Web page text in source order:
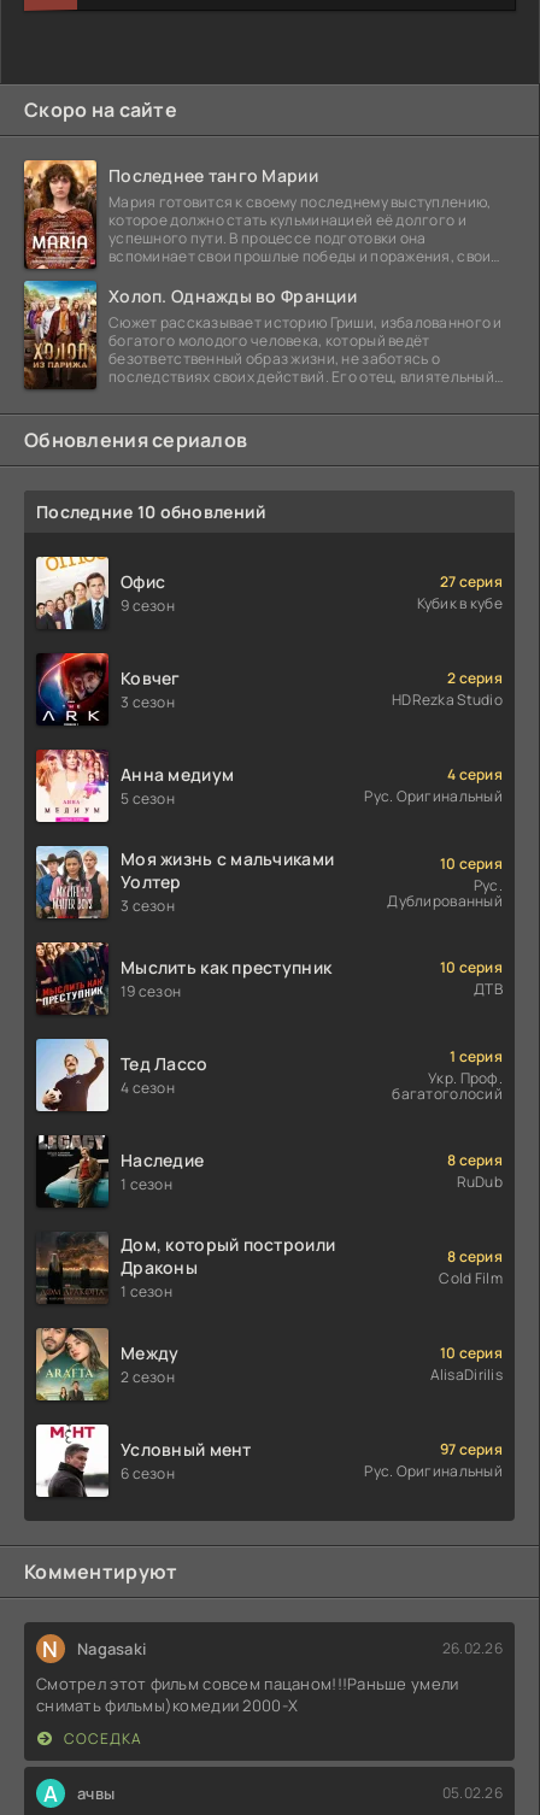
Скоро на сайте
Последнее танго Марии
Мария готовится к своему последнему выступлению,
которое должно стать кульминацией её долгого и
успешного пути. В процессе подготовки она
вспоминает свои прошлые победы и поражения, свои
Холоп. Однажды во Франции
Сюжет рассказывает историю Гриши, избалованного и
богатого молодого человека, который ведёт
безответственный образ жизни, не заботясь о
последствиях своих действий. Его отец, влиятельный
Обновления сериалов
Последние 10 обновлений
Офис
9 сезон
27 серия
Кубик в кубе
Ковчег
3 сезон
2 серия
HDRezka Studio
Анна медиум
5 сезон
4 серия
Рус. Оригинальный
Моя жизнь с мальчиками
Уолтер
3 сезон
10 серия
Рус.
Дублированный
Мыслить как преступник
19 сезон
10 серия
ДТВ
Тед Лассо
4 сезон
1 серия
Укр. Проф.
багатоголосий
Наследие
1 сезон
8 серия
RuDub
Дом, который построили
Драконы
1 сезон
8 серия
Cold Film
Между
2 сезон
10 серия
AlisaDirilis
Условный мент
6 сезон
97 серия
Рус. Оригинальный
Комментируют
N Nagasaki 26.02.26
Смотрел этот фильм совсем пацаном!!!Раньше умели
снимать фильмы)комедии 2000-X
СОСЕДКА
А ачвы 05.02.26